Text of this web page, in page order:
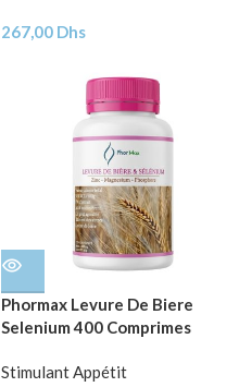
267,00 Dhs
Phormax Levure De Biere
Selenium 400 Comprimes
Stimulant Appétit